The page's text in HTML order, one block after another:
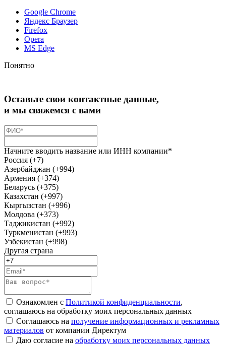
Google Chrome
Яндекс Браузер
Firefox
Opera
MS Edge
Понятно
Оставьте свои контактные данные,
и мы свяжемся с вами
Начните вводить название или ИНН компании*
Россия (+7)
Азербайджан (+994)
Армения (+374)
Беларусь (+375)
Казахстан (+997)
Кыргызстан (+996)
Молдова (+373)
Таджикистан (+992)
Туркменистан (+993)
Узбекистан (+998)
Другая страна
Ознакомлен с Политикой конфиденциальности,
соглашаюсь на обработку моих персональных данных
Соглашаюсь на получение информационных и рекламных
материалов от компании Директум
Даю согласие на обработку моих персональных данных